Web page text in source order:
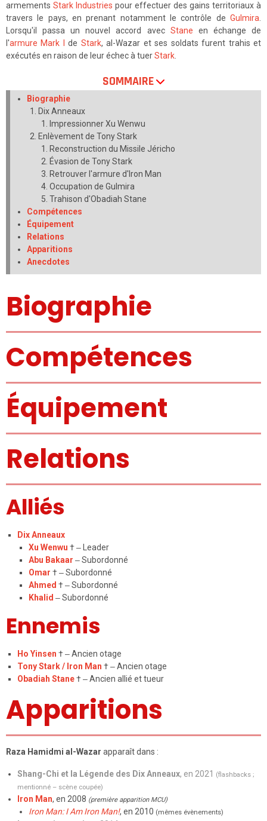
armements Stark Industries pour effectuer des gains territoriaux à
travers le pays, en prenant notamment le contrôle de Gulmira
Lorsqu'il passa un nouvel accord avec Stane en échange de
l'armure Mark I de Stark, al-Wazar et ses soldats furent trahis et
exécutés en raison de leur échec à tuerStark
SOMMAIRE
Biographie
Dix Anneaux
Impressionner Xu Wenwu
Enlèvement de Tony Stark
Reconstruction du Missile Jéricho
Évasion de Tony Stark
Retrouver l'armure d'Iron Man
Occupation de Gulmira
Trahison d'Obadiah Stane
Compétences
Équipement
Relations
Apparitions
Anecdotes
Biographie
Compétences
Équipement
Relations
Alliés
Dix Anneaux
Xu Wenwu †– Leader
Abu Bakaar –Subordonné
Omar †–Subordonné
Ahmed †–Subordonné
Khalid –Subordonné
Ennemis
Ho Yinsen †–Ancien otage
Tony Stark / Iron Man †–Ancien otage
Obadiah Stane†–Ancien allié et tueur
Apparitions
Raza Hamidmi al-Wazar apparaît dans :
Shang-Chi et la Légende des Dix Anneaux, en 2021
(flashbacks ;
mentionné – scène coupée)
Iron Man, en 2008 (première apparition MCU)
Iron Man: I Am Iron Man!, en 2010 (mêmes évènements)